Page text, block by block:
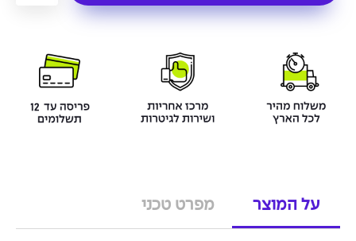
על המוצר מפרט טכני